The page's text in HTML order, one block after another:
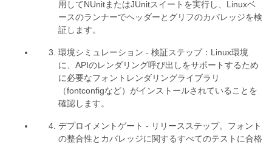
用してNUnitまたはJUnitスイートを実行し、Linuxベ
ースのランナーでヘッダーとグリフのカバレッジを検
証します。
環境シミュレーション - 検証ステップ：Linux環境
に、APIのレンダリング呼び出しをサポートするため
に必要なフォントレンダリングライブラリ
（fontconfigなど）がインストールされていることを
確認します。
デプロイメントゲート - リリースステップ。フォント
の整合性とカバレッジに関するすべてのテストに合格